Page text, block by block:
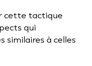
cette tactique
qui
similaires à celles